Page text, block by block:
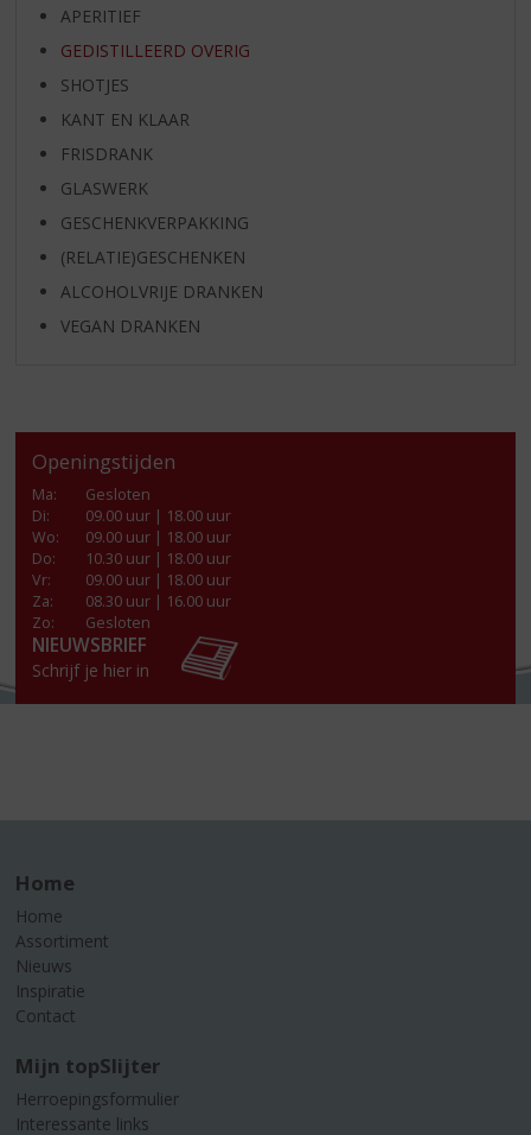
APERITIEF
GEDISTILLEERD OVERIG
SHOTJES
KANT EN KLAAR
FRISDRANK
GLASWERK
GESCHENKVERPAKKING
(RELATIE)GESCHENKEN
ALCOHOLVRIJE DRANKEN
VEGAN DRANKEN
Openingstijden
Ma:
Gesloten
Di:
09.00 uur | 18.00 uur
Wo:
09.00 uur | 18.00 uur
Do:
10.30 uur | 18.00 uur
Vr:
09.00 uur | 18.00 uur
Za:
08.30 uur | 16.00 uur
Zo:
Gesloten
NIEUWSBRIEF
Schrijf je hier in
Home
Home
Assortiment
Nieuws
Inspiratie
Contact
Mijn topSlijter
Herroepingsformulier
Interessante links